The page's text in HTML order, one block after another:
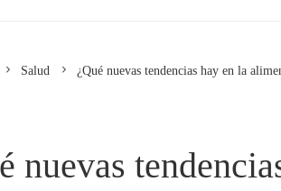
Salud ¿Qué nuevas tendencias hay en la
nuevas